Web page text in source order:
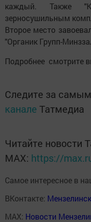
каждый. Также
зерносушильным
Второе место
"Органик Групп-
Подробнее смотрите
Следите за
канале Татмедиа
Читайте новости
MАХ: https://
Самое интересное в
ВКонтакте:
MAX: Новости